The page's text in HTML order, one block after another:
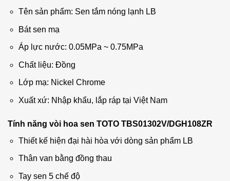
Tên sản phẩm: Sen tắm nóng lạnh LB
Bát sen mạ
Áp lực nước: 0.05MPa ~ 0.75MPa
Chất liệu: Đồng
Lớp mạ: Nickel Chrome
Xuất xứ: Nhập khẩu, lắp ráp tại Việt Nam
Tính năng vòi hoa sen TOTO TBS01302V/DGH108ZR
Thiết kế hiện đại hài hòa với dòng sản phẩm LB
Thân van bằng đồng thau
Tay sen 5 chế độ